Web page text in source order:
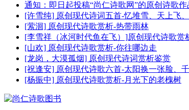
通知：即日起投稿“尚仁诗歌网”的原创诗歌
[许雪纯] 原创现代诗词五首-忆堆雪、天上飞
[萦洄] 原创现代诗歌赏析-热带雨林
[李雪祥（冰河时代鱼在飞）]原创现代诗歌赏
[山欢] 原创现代诗歌赏析-你往哪边走
[龙岗，大漠孤烟] 原创现代诗词赏析鉴赏
[祝逢安] 原创现代诗歌六首-太阳换一张脸、
[杨振中] 原创现代诗歌赏析-月光下的老槐树